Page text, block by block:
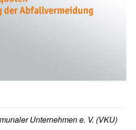
Unternehmen e. V. (VKU)